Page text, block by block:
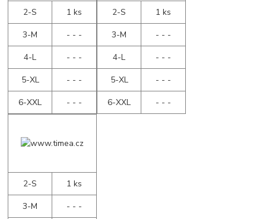
2-S
1 ks
3-M
- - -
4-L
- - -
5-XL
- - -
6-XXL
- - -
2-S
1 ks
3-M
- - -
4-L
- - -
5-XL
- - -
6-XXL
- - -
2-S
1 ks
3-M
- - -